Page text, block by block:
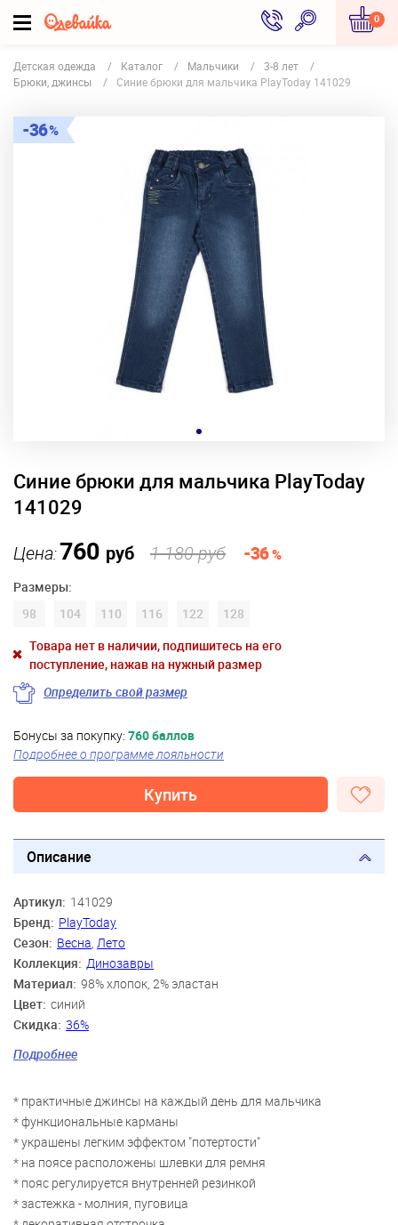
0
Детская одежда Каталог Мальчики
3-8 лет
Брюки, джинсы
Синие брюки для мальчика PlayToday 141029
36
Синие брюки для мальчика PlayToday
141029
Цена:760 руб 1 180 руб -36%
Размеры:
98
104 110 116 122
128
Товара нет в наличии, подпишитесь на его
поступление, нажав на нужный размер
Определить свой размер
Бонусы за покупку: 760 баллов
Подробнее о программе лояльности
Купить
Описание
Артикул: 141029
Бренд: PlayToday
Сезон: Весна, Лето
Коллекция: Динозавры
Материал: 98% хлопок, 2% эластан
Цвет: синий
Скидка: 36%
Мальчики
Возраст: 3 года, 4 года, 5 лет, 6 лет, 7 лет, 8 лет
Подробнее
* практичные джинсы на каждый день для мальчика
* функциональные карманы
* украшены легким эффектом "потертости"
* на поясе расположены шлевки для ремня
* пояс регулируется внутренней резинкой
* застежка - молния, пуговица